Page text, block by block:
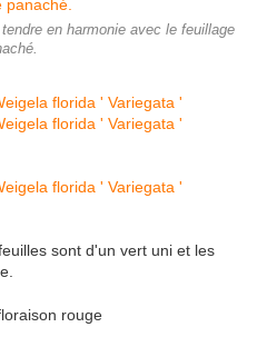
en harmonie avec le feuillage
sont d'un vert uni et les
rouge